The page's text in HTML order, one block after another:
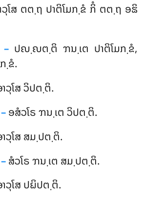
ວຸໂສ ຕຕ຺ຖ ປາຕິໂມກ຺ຂໍ ກິໍ ຕຕ຺ຖ ອຘິ
ປຎ຺ຎຕ຺ຕິ ຠນ຺ເຕ ປາຕິໂມກ຺ຂໍ,
ຂໍ.
າວຸໂສ ວິປຕ຺ຕິ.
ອສໍວໂຣ ຠນ຺ເຕ ວິປຕ຺ຕິ.
ວຸໂສ ສມ຺ປຕ຺ຕິ.
ສໍວໂຣ ຠນ຺ເຕ ສມ຺ປຕ຺ຕິ.
າວຸໂສ ປຏິປຕ຺ຕິ.